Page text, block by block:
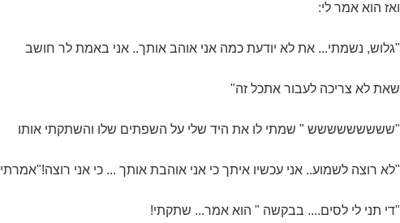
ואז הוא אמר לי:
"גלוש, נשמתי... את לא יודעת כמה אני אוהב אותך.. אני באמת לר חושב
שאת לא צריכה לעבור אתכל זה"
"ששששששששש " שמתי לו את היד שלי על השפתים שלו והשתקתי אותו
"לא רוצה לשמוע.. אני עכשיו איתך כי אני אוהבת אותך ... כי אני רוצה!"אמרתי
"די תני לי לסים.... בבקשה " הוא אמר... שתקתי!